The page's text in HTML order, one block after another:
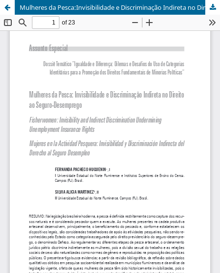
Mulheres da Pesca:Invisibilidade e Discriminação Indireta no Direito ao Seguro Desemprego